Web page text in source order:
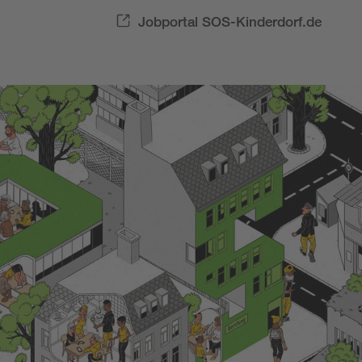
Jobportal SOS-Kinderdorf.de